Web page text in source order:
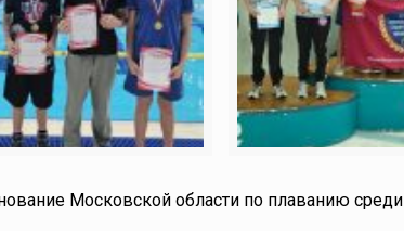
Московской области по плаванию